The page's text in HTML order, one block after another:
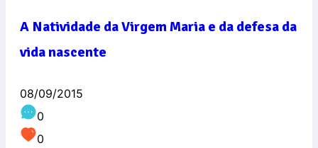
A Natividade da Virgem Maria e da defesa da
vida nascente
08/09/2015
0
0